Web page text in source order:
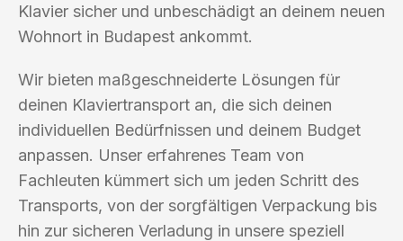
Klavier sicher und unbeschädigt an deinem neuen
Wohnort in Budapest ankommt.
Wir bieten maßgeschneiderte Lösungen für
deinen Klaviertransport an, die sich deinen
individuellen Bedürfnissen und deinem Budget
anpassen. Unser erfahrenes Team von
Fachleuten kümmert sich um jeden Schritt des
Transports, von der sorgfältigen Verpackung bis
hin zur sicheren Verladung in unsere speziell